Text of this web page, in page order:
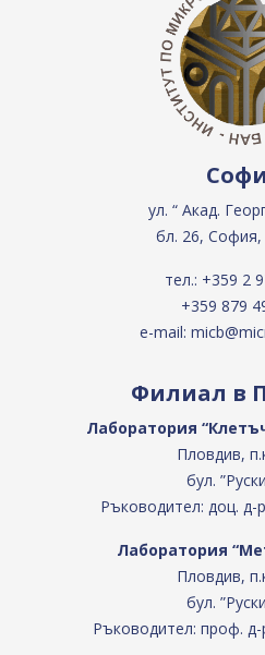
ул. “ Акад.
бл. 26, София,
тел.: +359 2
+359 879
e-mail:
Филиал в
Лаборатория
Пловдив,
бул.
Ръководител: доц. д-
Лаборатория
Пловдив,
бул.
Ръководител: проф.